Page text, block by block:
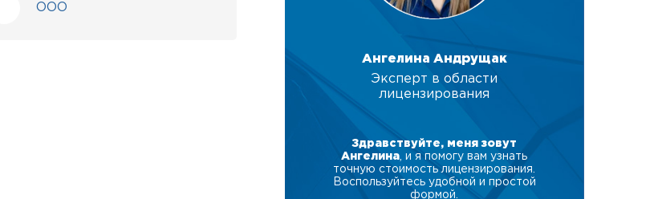
ООО
Ангелина Андрущак
Эксперт в области
лицензирования
Здравствуйте, меня зовут
Ангелина , и я помогу вам узнать
точную стоимость лицензирования.
Воспользуйтесь удобной и простой
формой.